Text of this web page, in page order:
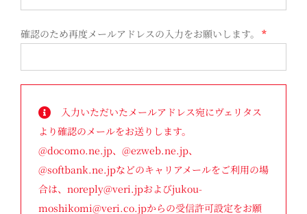
確認のため再度メールアドレスの入力をお願いします。 *
入力いただいたメールアドレス宛にヴェリタス
より確認のメールをお送りします。
@docomo.ne.jp、@ezweb.ne.jp、
@softbank.ne.jpなどのキャリアメールをご利用の場
合は、noreply@veri.jpおよびjukou-
moshikomi@veri.co.jpからの受信許可設定をお願